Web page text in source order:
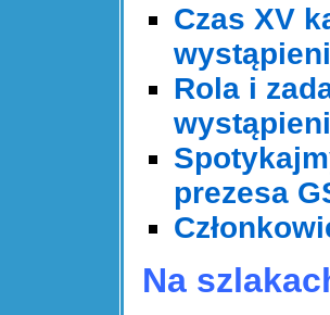
Czas XV
Rola i
prezesa
Na